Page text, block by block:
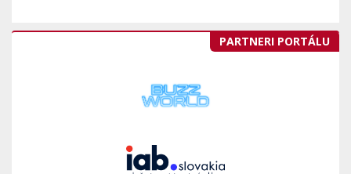
PARTNERI PORTÁLU